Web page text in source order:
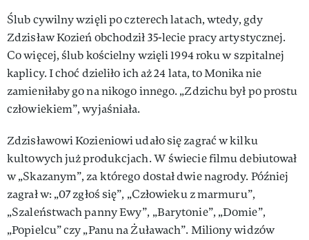
Ślub cywilny wzięli po czterech latach, wtedy, gdy
Zdzisław Kozień obchodził 35-lecie pracy artystycznej.
Co więcej, ślub kościelny wzięli 1994 roku w szpitalnej
kaplicy. I choć dzieliło ich aż 24 lata, to Monika nie
zamieniłaby go na nikogo innego. „Zdzichu był po prostu
człowiekiem”, wyjaśniała.
Zdzisławowi Kozieniowi udało się zagrać w kilku
kultowych już produkcjach. W świecie filmu debiutował
w „Skazanym”, za którego dostał dwie nagrody. Później
zagrał w: „07 zgłoś się”, „Człowieku z marmuru”,
„Szaleństwach panny Ewy”, „Barytonie”, „Domie”,
„Popielcu” czy „Panu na Żuławach”. Miliony widzów